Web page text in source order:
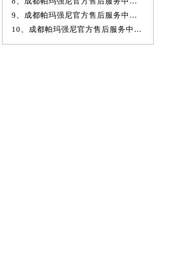
9、成都帕玛强尼官方售后服务中心｜详细网点地址与售后热线权威信息公
10、成都帕玛强尼官方售后服务中心｜全新地址及售后电话权威信息公示（20